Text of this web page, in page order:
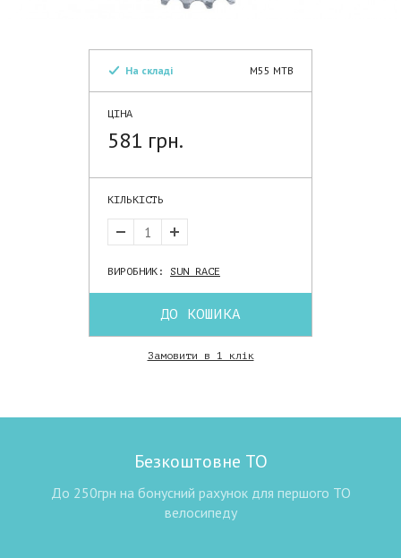
На складі M55 MTB
ЦІНА
581 грн.
КІЛЬКІСТЬ
ВИРОБНИК: SUN RACE
ДО КОШИКА
Замовити в 1 клік
Безкоштовне ТО
До 250грн на бонусний рахунок для першого ТО
велосипеду